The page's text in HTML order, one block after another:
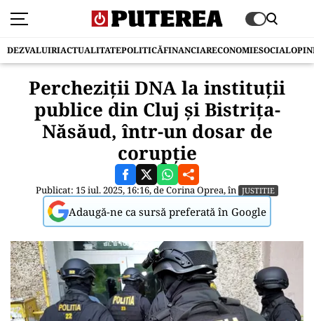
DEZVALUIRIACTUALITATEPOLITICĂFINANCIARECONOMIESOCIAL
Percheziții DNA la instituții
publice din Cluj și Bistrița-
Năsăud, într-un dosar de
corupție
Publicat: 15 iul. 2025, 16:16, deCorina Oprea, în JUSTITIE
Adaugă-ne ca sursă preferată în Google